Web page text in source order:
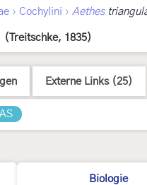
› Cochylini › Aethes
(Treitschke, 1835)
Externe Links (25)
AS
Biologie